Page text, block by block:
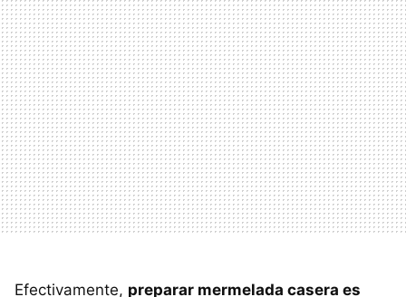
Efectivamente, preparar mermelada casera es